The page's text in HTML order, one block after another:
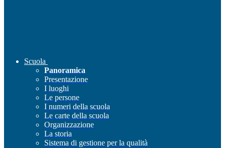
Scuola
Panoramica
Presentazione
I luoghi
Le persone
I numeri della scuola
Le carte della scuola
Organizzazione
La storia
Sistema di gestione per la qualità